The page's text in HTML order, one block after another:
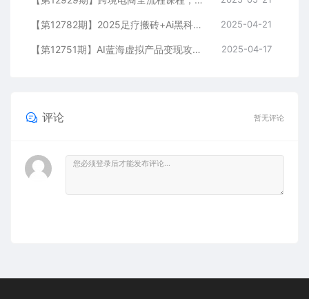
【第12782期】2025足疗搬砖+Ai黑科技，5分钟一条视频，手把手教学小白 2025-04-21
【第12751期】AI蓝海虚拟产品变现攻略，零投入、易操作，手把手打造风口副业项目 2025-04-17
评论 暂无评论